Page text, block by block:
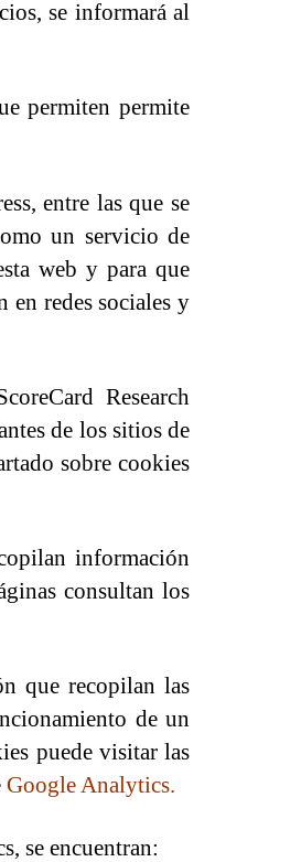
se informará al
permiten permite
entre las que se
un servicio de
web y para que
en redes sociales y
Research
de los sitios de
sobre cookies
información
consultan los
que recopilan las
de un
puede visitar las
Google Analytics.
se encuentran: